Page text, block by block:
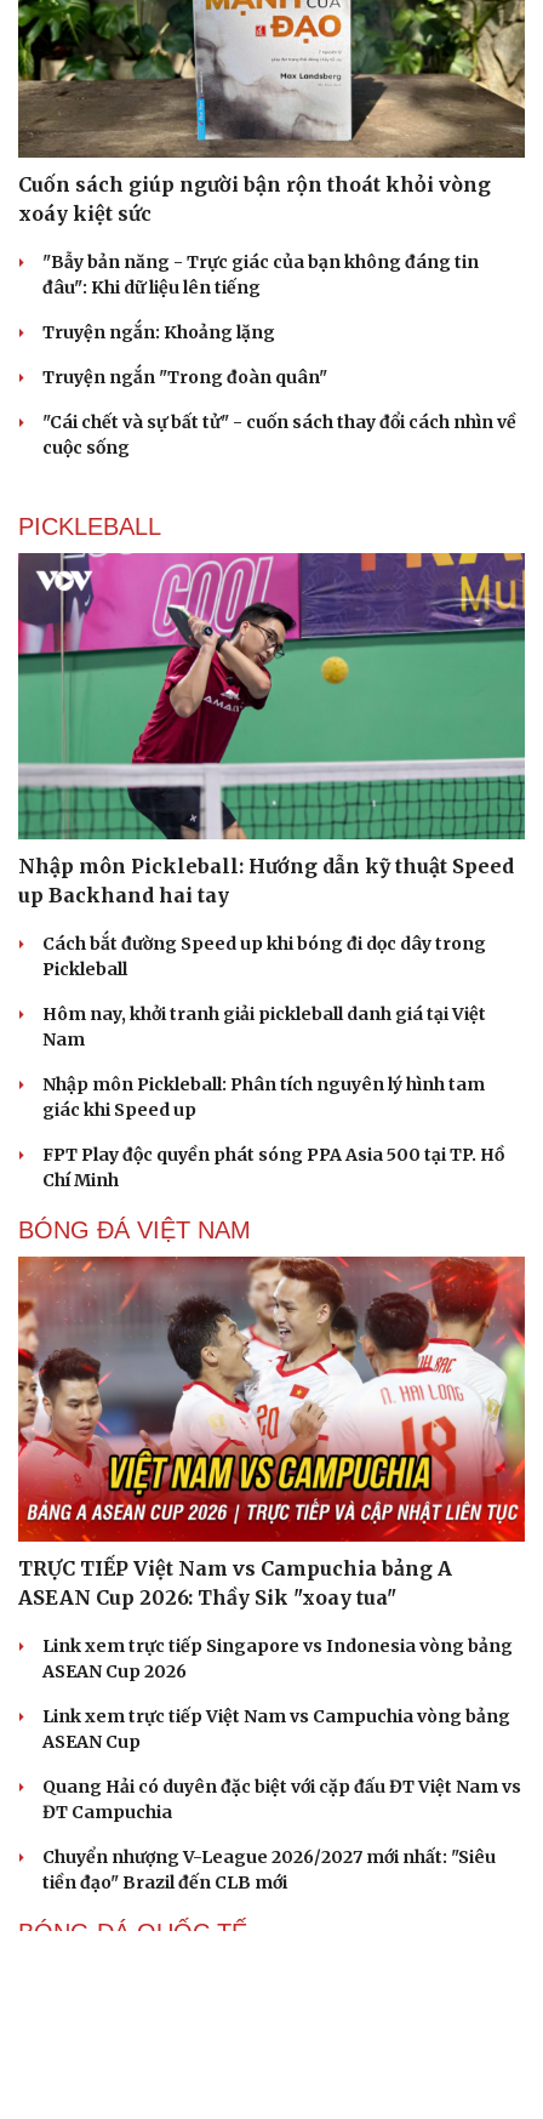
Cải chính
Cuốn sách giúp người bận rộn thoát khỏi vòng
xoáy kiệt sức
"Bẫy bản năng - Trực giác của bạn không đáng tin
đâu": Khi dữ liệu lên tiếng
Truyện ngắn: Khoảng lặng
Truyện ngắn "Trong đoàn quân"
"Cái chết và sự bất tử" - cuốn sách thay đổi cách nhìn về
cuộc sống
PICKLEBALL
Nhập môn Pickleball: Hướng dẫn kỹ thuật Speed
up Backhand hai tay
Cách bắt đường Speed up khi bóng đi dọc dây trong
Pickleball
Hôm nay, khởi tranh giải pickleball danh giá tại Việt
Nam
Nhập môn Pickleball: Phân tích nguyên lý hình tam
giác khi Speed up
FPT Play độc quyền phát sóng PPA Asia 500 tại TP. Hồ
Chí Minh
BÓNG ĐÁ VIỆT NAM
TRỰC TIẾP Việt Nam vs Campuchia bảng A
ASEAN Cup 2026: Thầy Sik "xoay tua"
Link xem trực tiếp Singapore vs Indonesia vòng bảng
ASEAN Cup 2026
Link xem trực tiếp Việt Nam vs Campuchia vòng bảng
ASEAN Cup
Quang Hải có duyên đặc biệt với cặp đấu ĐT Việt Nam vs
ĐT Campuchia
Chuyển nhượng V-League 2026/2027 mới nhất: "Siêu
tiền đạo" Brazil đến CLB mới
BÓNG ĐÁ QUỐC TẾ